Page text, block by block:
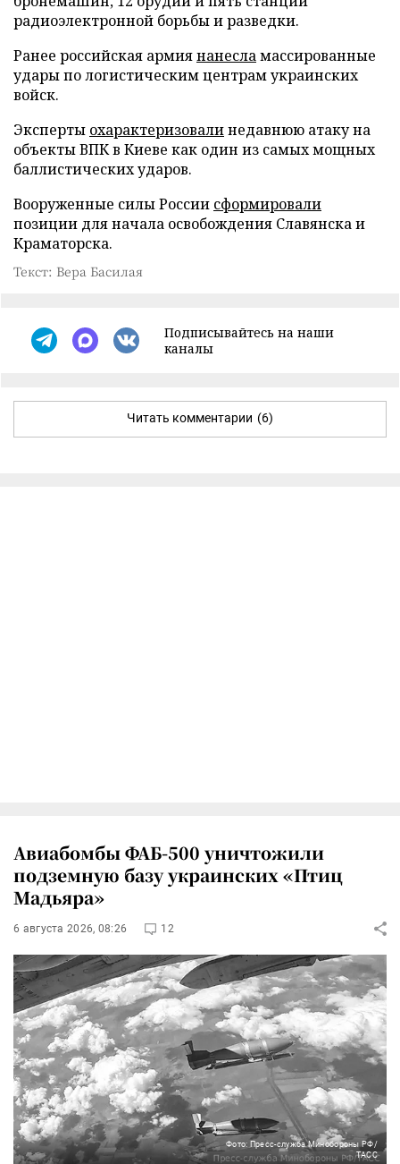
радиоэлектронной борьбы и разведки.
Ранее российская армиянанесламассированные
удары по логистическим центрам украинских
войск.
Эксперты охарактеризовалинедавнюю атаку на
объекты ВПК в Киеве как один из самых мощных
баллистических ударов.
Вооруженные силы России сформировали
позиции для начала освобождения Славянска и
Краматорска.
Текст: Вера Басилая
Подписывайтесь на наши
каналы
Читать комментарии (6)
Авиабомбы ФАБ-500 уничтожили
подземную базу украинских «Птиц
Мадьяра»
6 августа 2026, 08:26 12
Фото: Пресс-служба Минобороны РФ/
ТАСС